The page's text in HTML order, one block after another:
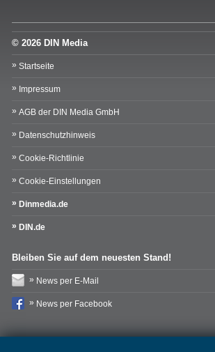
© 2026 DIN Media
Startseite
Impressum
AGB der DIN Media GmbH
Datenschutzhinweis
Cookie-Richtlinie
Cookie-Einstellungen
Dinmedia.de
DIN.de
Bleiben Sie auf dem neuesten Stand!
News per E-Mail
News per Facebook